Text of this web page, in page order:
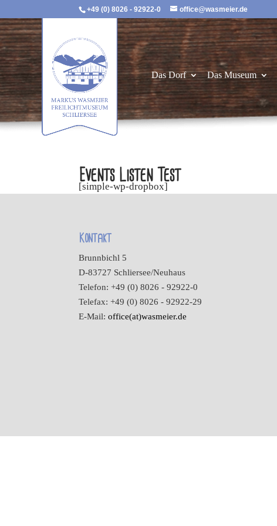
+49 (0) 8026 - 92922-0 office@wasmeier.de
Das Dorf Das Museum
Events Listen Test
[simple-wp-dropbox]
Kontakt
Brunnbichl 5
D-83727 Schliersee/Neuhaus
Telefon: +49 (0) 8026 - 92922-0
Telefax: +49 (0) 8026 - 92922-29
E-Mail:office(at)wasmeier.de